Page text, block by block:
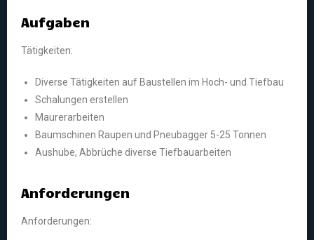
Aufgaben
Tätigkeiten:
Diverse Tätigkeiten auf Baustellen im Hoch- und Tiefbau
Schalungen erstellen
Maurerarbeiten
Baumschinen Raupen und Pneubagger 5-25 Tonnen
Aushube, Abbrüche diverse Tiefbauarbeiten
Anforderungen
Anforderungen: